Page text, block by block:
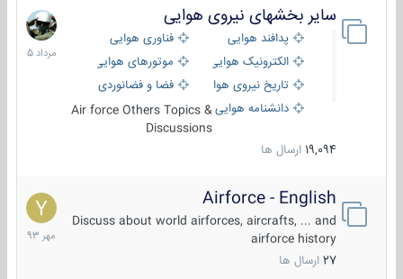
سایر بخشهای نیروی هوایی
پدافند هوایی
فناوری هوایی
الکترونیک هوایی
موتورهای هوایی
تاریخ نیروی هوایی
فضا و فضانوردی
دانشنامه هواییAir force Others Topics &
Discussions
19,094 ارسال ها
2
مرداد
1405
Airforce - English
Discuss about world airforces, aircrafts, ... and
airforce history
27 ارسال ها
15
مهر
1393